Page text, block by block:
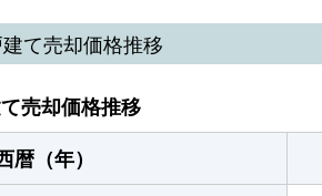
沼津 徒歩1時間15
沼津 徒歩1時間15
沼津 徒歩45分
沼津 徒歩1時間15
て売却価格推移
売却価格推移
暦（年）